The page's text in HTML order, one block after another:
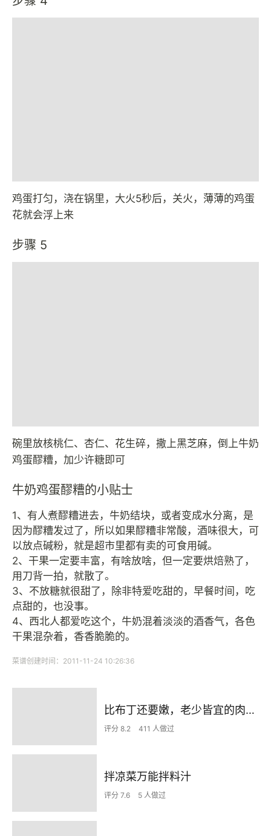
鸡蛋打匀，浇在锅里，大火5秒后，关火，薄薄的鸡蛋
花就会浮上来
步骤 5
碗里放核桃仁、杏仁、花生碎，撒上黑芝麻，倒上牛奶
鸡蛋醪糟，加少许糖即可
牛奶鸡蛋醪糟的小贴士
1、有人煮醪糟进去，牛奶结块，或者变成水分离，是
因为醪糟发过了，所以如果醪糟非常酸，酒味很大，可
以放点碱粉，就是超市里都有卖的可食用碱。
2、干果一定要丰富，有啥放啥，但一定要烘焙熟了，
用刀背一拍，就散了。
3、不放糖就很甜了，除非特爱吃甜的，早餐时间，吃
点甜的，也没事。
4、西北人都爱吃这个，牛奶混着淡淡的酒香气，各色
干果混杂着，香香脆脆的。
菜谱创建时间：2011-11-24 10:26:36
比布丁还要嫩，老少皆宜的肉沫蒸蛋
评分 8.2 411 人做过
拌凉菜万能拌料汁
评分 7.6 5 人做过